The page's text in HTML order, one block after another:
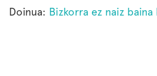
Doinua: Bizkorra ez naiz baina